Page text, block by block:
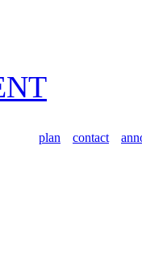
plan contact